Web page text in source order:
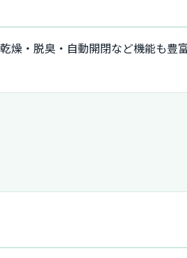
燥・脱臭・自動開閉など機能も豊